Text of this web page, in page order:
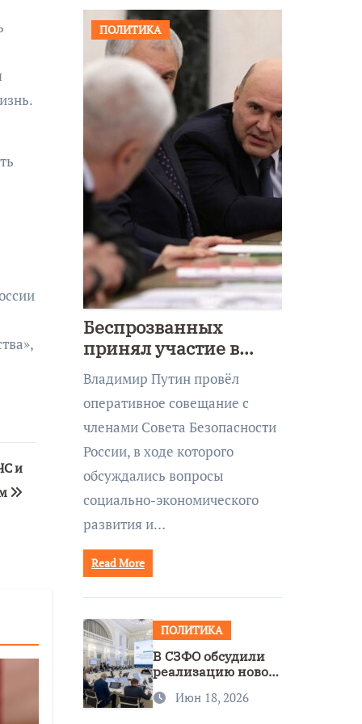
и
ПОЛИТИКА
Беспрозванных
принял участие в
совещании Совбеза
под руководством
Путина
Владимир Путин провёл
оперативное совещание с
членами Совета Безопасности
России, в ходе которого
обсуждались вопросы
социально-экономического
развития и…
Read More
ПОЛИТИКА
В СЗФО обсудили
реализацию новой
нацполитики
Июн 18, 2026